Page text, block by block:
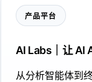
产品平台
AI Labs｜让 AI
从分析智能体到